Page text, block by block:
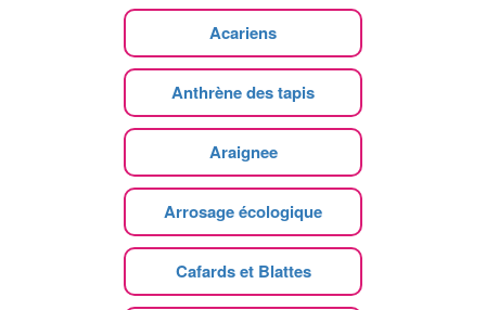
Acariens
Anthrène des tapis
Araignee
Arrosage écologique
Cafards et Blattes